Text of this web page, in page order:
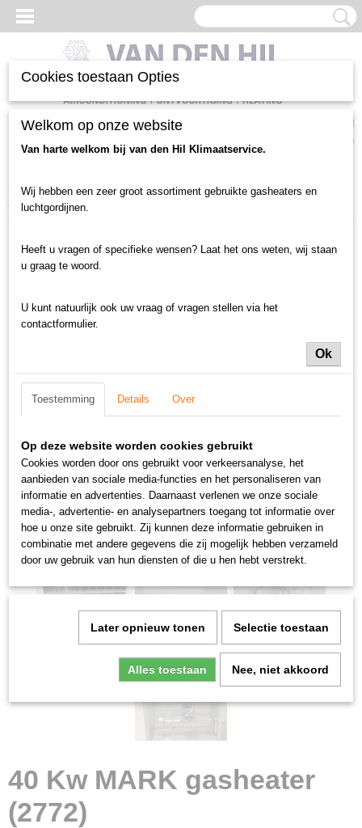
Inloggen Registreren
(0)
Home >Verwarming heater>Verwarming heater gebruikt>30 tot 49Kw
Aardgas heaters> 40 Kw MARK gasheater (2772)
40 Kw MARK gasheater
(2772)
Cookies toestaan Opties
Welkom op onze website
Van harte welkom bij van den Hil Klimaatservice.
Wij hebben een zeer groot assortiment gebruikte gasheaters en
luchtgordijnen.
Heeft u vragen of specifieke wensen? Laat het ons weten, wij staan
u graag te woord.
U kunt natuurlijk ook uw vraag of vragen stellen via het
contactformulier.
Ok
Toestemming Details Over
Op deze website worden cookies gebruikt
Cookies worden door ons gebruikt voor verkeersanalyse, het
aanbieden van sociale media-functies en het personaliseren van
informatie en advertenties. Daarnaast verlenen we onze sociale
media-, advertentie- en analysepartners toegang tot informatie over
hoe u onze site gebruikt. Zij kunnen deze informatie gebruiken in
combinatie met andere gegevens die zij mogelijk hebben verzameld
door uw gebruik van hun diensten of die u hen hebt verstrekt.
Later opnieuw tonen Selectie toestaan
Alles toestaan Nee, niet akkoord